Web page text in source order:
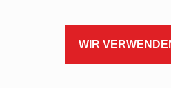
WIR